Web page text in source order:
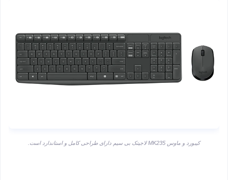
کیبورد و ماوس MK235 لاجیتک بی سیم دارای طراحی کامل و استاندارد است.